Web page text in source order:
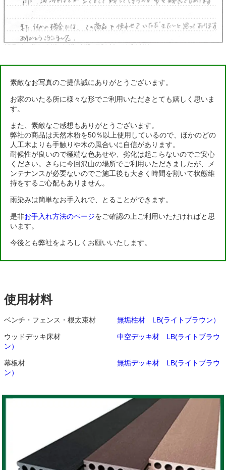
素敵なお写真のご提供誠にありがとうございます。
お家のいたる所に様々な形でご利用いただきとても嬉しく思いま
す。
また、素敵なご感想もありがとうございます。
弊社の商品は天然木粉を50％以上使用しているので、ほかのどの
人工木よりも手触りや木の風合いに自信があります。
耐候性が良いので極端な色あせや、劣化は起こらないのでご安心
ください。さらに今回沢山の場所でご利用いただきましたが、メ
ンテナンスが必要ないのでご施工後も大きく時間を割いて状態維
持をするご心配もありません。
雨染みは簡単なお手入れで、とることができます。
是非お手入れ方法のページをご確認の上ご利用いただければと思
います。
今後とも弊社をよろしくお願いいたします。
使用材料
ベンチ・フェンス・根太束材 無垢柱材 LB(ライトブラウン）
ウッドデッキ床材 中空デッキ材 LB(ライトブラウ
ン）
幕板材 無垢デッキ材 LB(ライトブラウ
ン）